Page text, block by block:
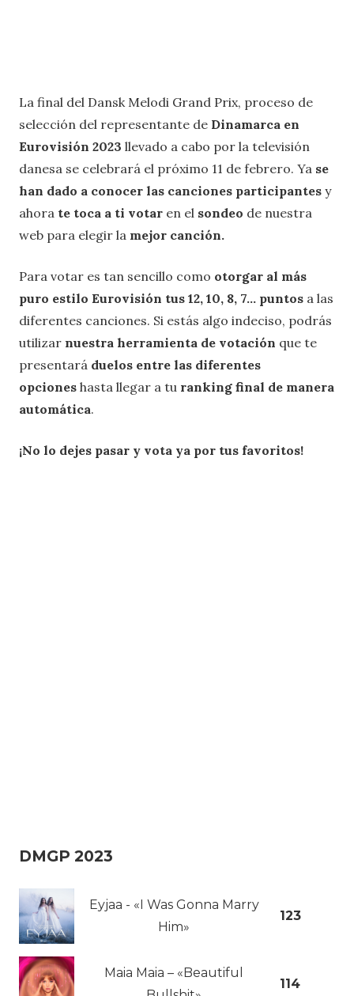
La final del Dansk Melodi Grand Prix, proceso de
selección del representante de Dinamarca en
Eurovisión 2023 llevado a cabo por la televisión
danesa se celebrará el próximo 11 de febrero. Ya se
han dado a conocer las canciones participantes y
ahora te toca a ti votar en el sondeo de nuestra
web para elegir la mejor canción.
Para votar es tan sencillo como otorgar al más
puro estilo Eurovisión tus 12, 10, 8, 7… puntos a las
diferentes canciones. Si estás algo indeciso, podrás
utilizar nuestra herramienta de votación que te
presentará duelos entre las diferentes
opciones hasta llegar a tu ranking final de manera
automática.
¡No lo dejes pasar y vota ya por tus favoritos!
DMGP 2023
Eyjaa - «I Was Gonna Marry
Him»
123
Maia Maia – «Beautiful
114